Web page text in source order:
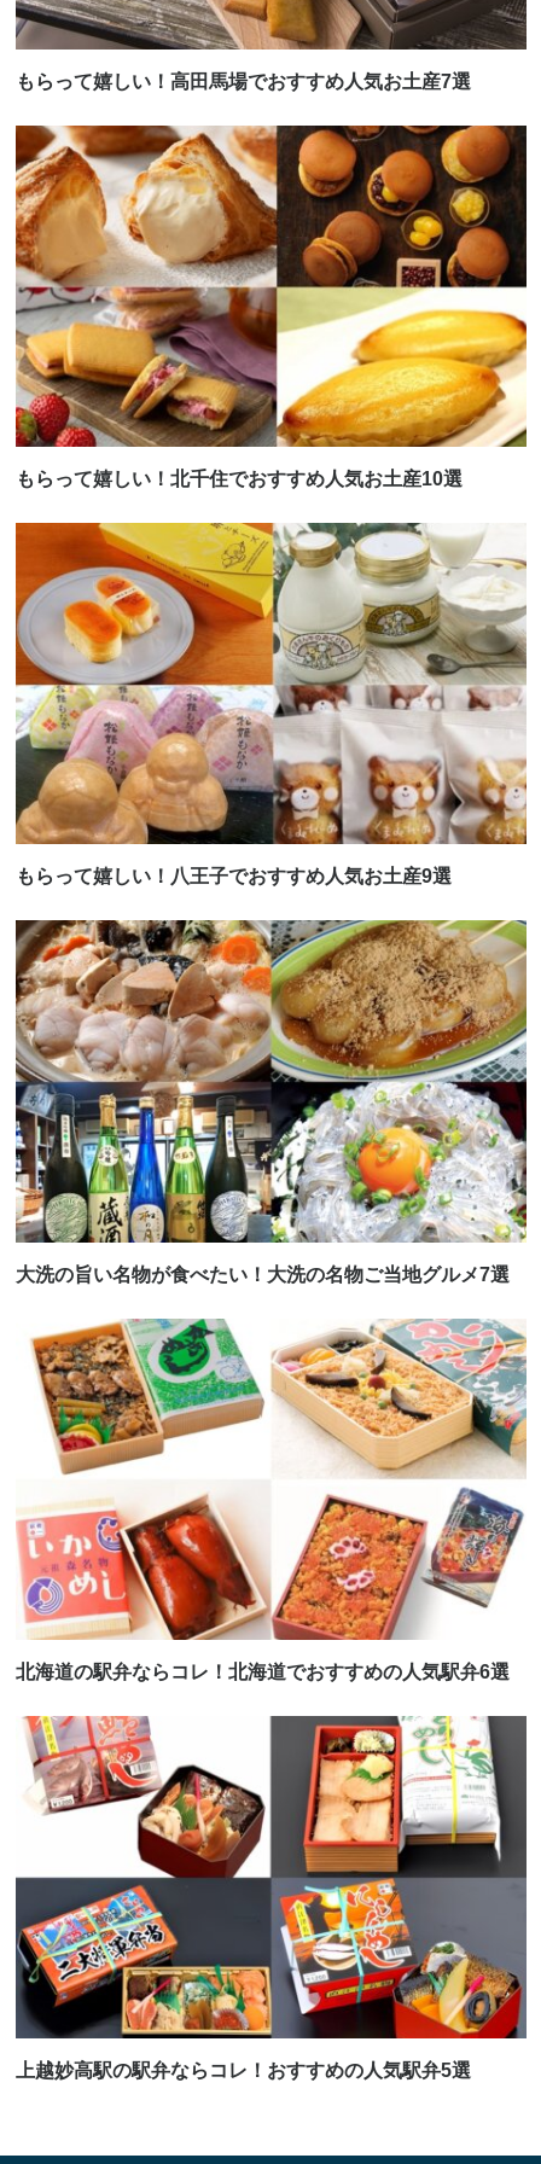
もらって嬉しい！高田馬場でおすすめ人気お土産7選
もらって嬉しい！北千住でおすすめ人気お土産10選
もらって嬉しい！八王子でおすすめ人気お土産9選
大洗の旨い名物が食べたい！大洗の名物ご当地グルメ7選
北海道の駅弁ならコレ！北海道でおすすめの人気駅弁6選
上越妙高駅の駅弁ならコレ！おすすめの人気駅弁5選